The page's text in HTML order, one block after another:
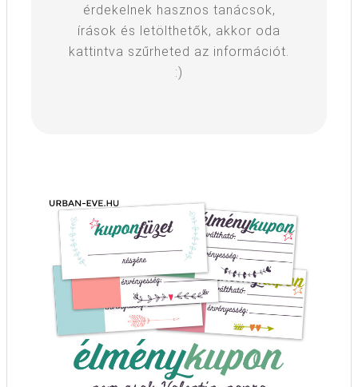
érdekelnek hasznos tanácsok,
írások és letölthetők, akkor oda
kattintva szűrheted az információt.
:)